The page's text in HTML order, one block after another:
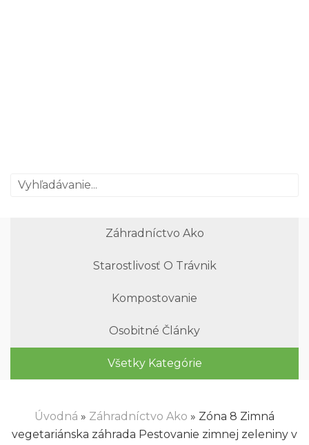
Záhradníctvo Ako
Starostlivosť O Trávnik
Kompostovanie
Osobitné Články
Všetky Kategórie
Úvodná » Záhradníctvo Ako » Zóna 8 Zimná
vegetariánska záhrada Pestovanie zimnej zeleniny v